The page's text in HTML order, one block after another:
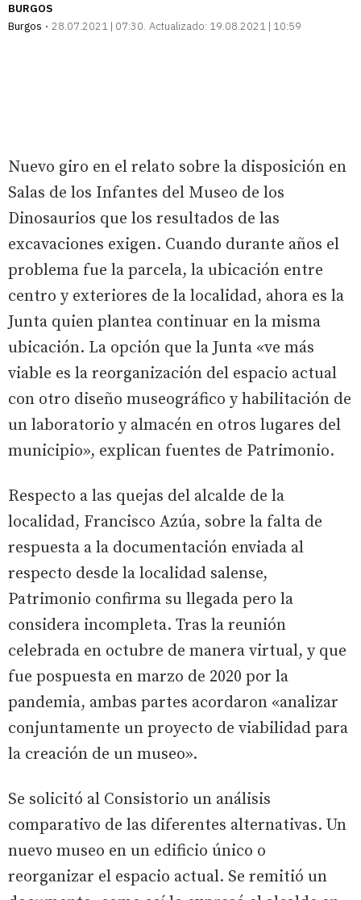
BURGOS
Burgos
28.07.2021 | 07:30 Actualizado: 19.08.2021 | 10:59
Nuevo giro en el relato sobre la disposición en
Salas de los Infantes del Museo de los
Dinosaurios que los resultados de las
excavaciones exigen. Cuando durante años el
problema fue la parcela, la ubicación entre
centro y exteriores de la localidad, ahora es la
Junta quien plantea continuar en la misma
ubicación. La opción que la Junta «ve más
viable es la reorganización del espacio actual
con otro diseño museográfico y habilitación de
un laboratorio y almacén en otros lugares del
municipio», explican fuentes de Patrimonio.
Respecto a las quejas del alcalde de la
localidad, Francisco Azúa, sobre la falta de
respuesta a la documentación enviada al
respecto desde la localidad salense,
Patrimonio confirma su llegada pero la
considera incompleta. Tras la reunión
celebrada en octubre de manera virtual, y que
fue pospuesta en marzo de 2020 por la
pandemia, ambas partes acordaron «analizar
conjuntamente un proyecto de viabilidad para
la creación de un museo».
Se solicitó al Consistorio un análisis
comparativo de las diferentes alternativas. Un
nuevo museo en un edificio único o
reorganizar el espacio actual. Se remitió un